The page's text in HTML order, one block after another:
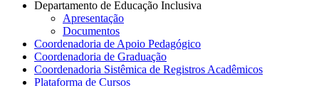
Departamento de Educação Inclusiva
Apresentação
Documentos
Coordenadoria de Apoio Pedagógico
Coordenadoria de Graduação
Coordenadoria Sistêmica de Registros Acadêmicos
Plataforma de Cursos